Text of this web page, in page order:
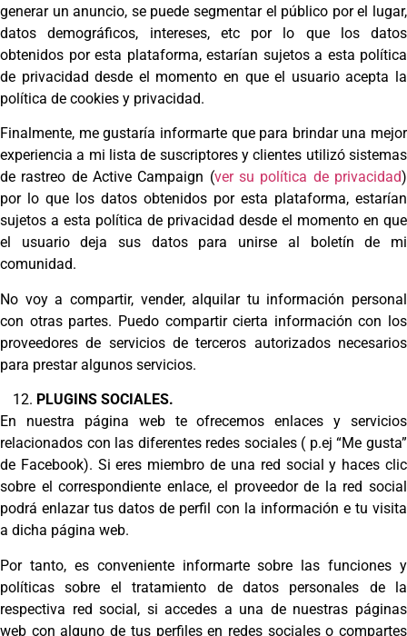
generar un anuncio, se puede segmentar el público por el lugar,
datos demográficos, intereses, etc por lo que los datos
obtenidos por esta plataforma, estarían sujetos a esta política
de privacidad desde el momento en que el usuario acepta la
política de cookies y privacidad.
Finalmente, me gustaría informarte que para brindar una mejor
experiencia a mi lista de suscriptores y clientes utilizó sistemas
de rastreo de Active Campaign (ver su política de privacidad)
por lo que los datos obtenidos por esta plataforma, estarían
sujetos a esta política de privacidad desde el momento en que
el usuario deja sus datos para unirse al boletín de mi
comunidad.
No voy a compartir, vender, alquilar tu información personal
con otras partes. Puedo compartir cierta información con los
proveedores de servicios de terceros autorizados necesarios
para prestar algunos servicios.
PLUGINS SOCIALES.
En nuestra página web te ofrecemos enlaces y servicios
relacionados con las diferentes redes sociales ( p.ej “Me gusta”
de Facebook). Si eres miembro de una red social y haces clic
sobre el correspondiente enlace, el proveedor de la red social
podrá enlazar tus datos de perfil con la información e tu visita
a dicha página web.
Por tanto, es conveniente informarte sobre las funciones y
políticas sobre el tratamiento de datos personales de la
respectiva red social, si accedes a una de nuestras páginas
web con alguno de tus perfiles en redes sociales o compartes